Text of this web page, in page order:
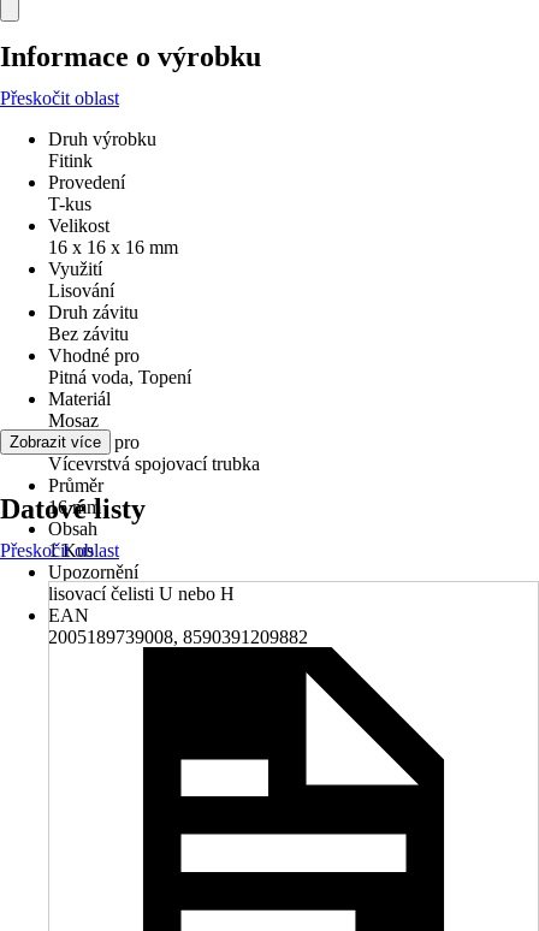
Informace o výrobku
Přeskočit oblast
Druh výrobku
Fitink
Provedení
T-kus
Velikost
16 x 16 x 16 mm
Využití
Lisování
Druh závitu
Bez závitu
Vhodné pro
Pitná voda, Topení
Materiál
Mosaz
Vhodné pro
Vícevrstvá spojovací trubka
Průměr
16 mm
Obsah
1 Kus
Upozornění
lisovací čelisti U nebo H
EAN
2005189739008, 8590391209882
Zobrazit více
Datové listy
Přeskočit oblast